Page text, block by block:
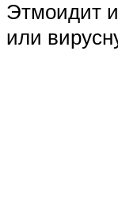
Этмоидит
или